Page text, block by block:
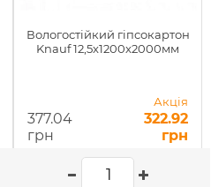
Вологостійкий гіпсокартон
Knauf 12,5x1200x2000мм
377.04
грн
Акція
322.92
грн